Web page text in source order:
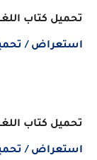
تحميل كتاب
استعراض /
تحميل كتاب
استعراض /